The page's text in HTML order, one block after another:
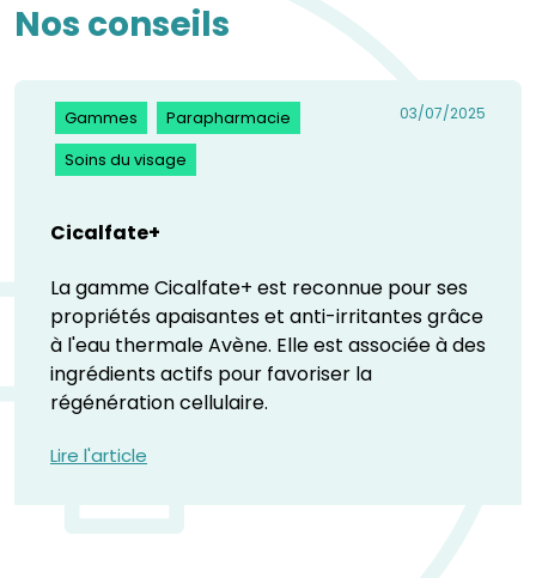
Nos conseils
03/07/2025
Gammes Parapharmacie
Soins du visage
Cicalfate+
La gamme Cicalfate+ est reconnue pour ses
propriétés apaisantes et anti-irritantes grâce
à l'eau thermale Avène. Elle est associée à des
ingrédients actifs pour favoriser la
régénération cellulaire.
Lire l'article